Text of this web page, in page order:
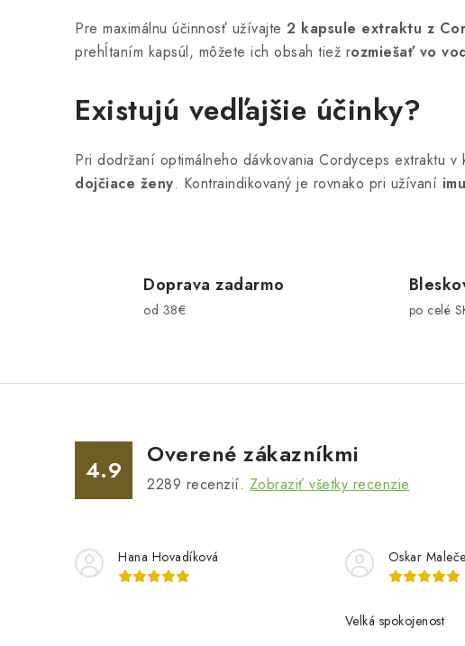
Pre maximálnu účinnosť užívajte 2 kapsule extraktu z
prehĺtaním kapsúl, môžete ich obsah tiež rozmiešať vo
Existujú vedľajšie účinky?
Pri dodržaní optimálneho dávkovania Cordyceps extraktu
dojčiace ženy. Kontraindikovaný je rovnako pri užívaní
Doprava zadarmo
od 38€ po celé
4.9
Overené zákazníkmi
2289 recenzií. Zobraziť všetky recenzie
Hana Hovadíková Oskar
Velká spokojenost